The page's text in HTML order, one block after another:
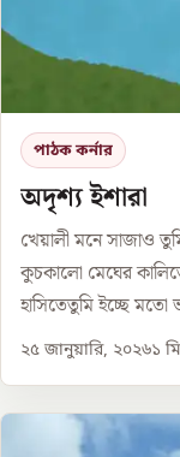
পাঠক কর্নার
অদৃশ্য ইশারা
খেয়ালী মনে সাজাও
কুচকালো মেঘের
হাসিতেতুমি ইচ্ছে
২৫ জানুয়ারি, ২০২৬১